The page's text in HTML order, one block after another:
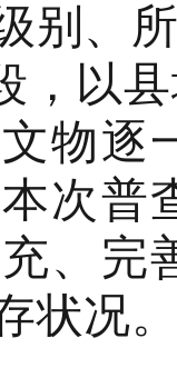
别、
，以
物逐
次普
、完
状况